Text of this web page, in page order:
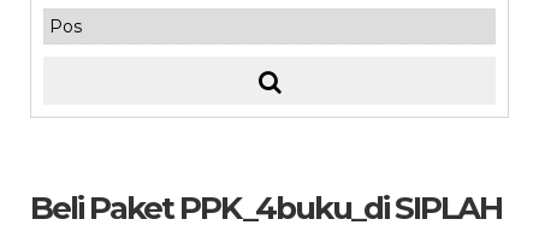
Beli Paket PPK_4buku_di SIPLAH